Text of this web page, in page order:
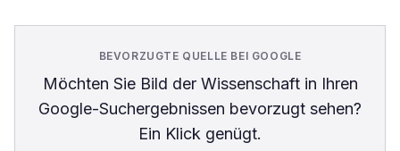
BEVORZUGTE QUELLE BEI GOOGLE
Möchten Sie Bild der Wissenschaftin Ihren
Google-Suchergebnissen bevorzugt sehen?
Ein Klick genügt.